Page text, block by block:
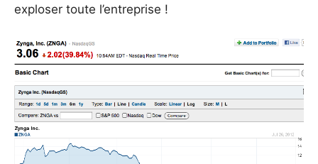
exploser toute l’entreprise !